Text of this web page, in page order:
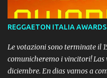
REGGAETON ITALIA
Le votazioni sono terminate il
comunicheremo i vincitori! Las
diciembre. En dias vamos a